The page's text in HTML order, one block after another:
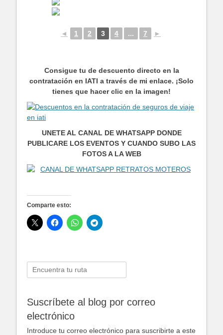
◄ 1 2 3 4 ... 7 ►
Consigue tu de descuento directo en la
contratación en IATI a través de mi enlace. ¡Solo
tienes que hacer clic en la imagen!
UNETE AL CANAL DE WHATSAPP DONDE
PUBLICARE LOS EVENTOS Y CUANDO SUBO LAS
FOTOS A LA WEB
Comparte esto:
Buscar:
Suscríbete al blog por correo
electrónico
Introduce tu correo electrónico para suscribirte a este